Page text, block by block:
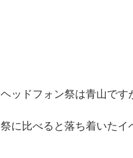
ヘッドフォン祭は青山です
祭に比べると落ち着いたイ